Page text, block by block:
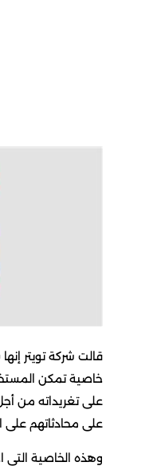
قالت شركة تويتر
خاصية تمكن
على تغريداته من
على محادثاتهم على
وهذه الخاصية التي